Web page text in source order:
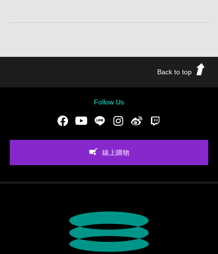
Back to top
Follow Us
FacebookYoutubeLINE Instgram新浪微博
線上購物